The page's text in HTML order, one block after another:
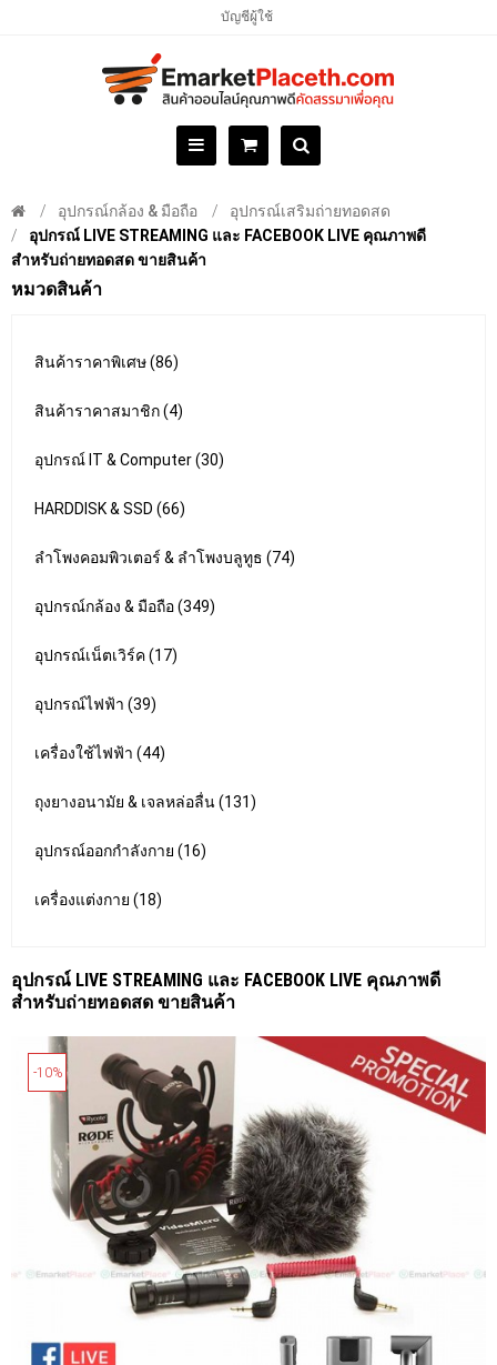
บัญชีผู้ใช้
อุปกรณ์กล้อง & มือถือ
อุปกรณ์เสริมถ่ายทอดสด
อุปกรณ์ LIVE STREAMING และ FACEBOOK LIVE คุณภาพดี
สำหรับถ่ายทอดสด ขายสินค้า
หมวดสินค้า
สินค้าราคาพิเศษ (86)
สินค้าราคาสมาชิก (4)
อุปกรณ์ IT & Computer (30)
HARDDISK & SSD (66)
ลำโพงคอมพิวเตอร์ & ลำโพงบลูทูธ (74)
อุปกรณ์กล้อง & มือถือ (349)
อุปกรณ์เน็ตเวิร์ค (17)
อุปกรณ์ไฟฟ้า (39)
เครื่องใช้ไฟฟ้า (44)
ถุงยางอนามัย & เจลหล่อลื่น (131)
อุปกรณ์ออกกำลังกาย (16)
เครื่องแต่งกาย (18)
อุปกรณ์ LIVE STREAMING และ FACEBOOK LIVE คุณภาพดี
สำหรับถ่ายทอดสด ขายสินค้า
-10%